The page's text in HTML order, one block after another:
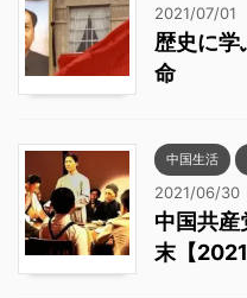
2021/07/01
歴史に学
命
中国生活
2021/06/30
中国共産
末【